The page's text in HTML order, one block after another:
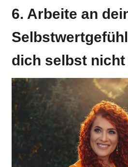
6. Arbeite an
dich selbst nicht